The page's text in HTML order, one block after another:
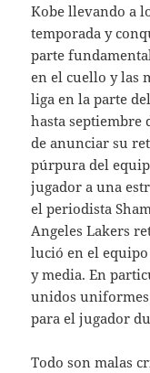
Kobe llevando a
temporada y
parte
en el cuello y las
liga en la parte
hasta septiembre
de anunciar su
púrpura del
jugador a una
el periodista
Angeles Lakers
lució en el
y media. En
unidos uniformes
para el jugador
Todo son malas